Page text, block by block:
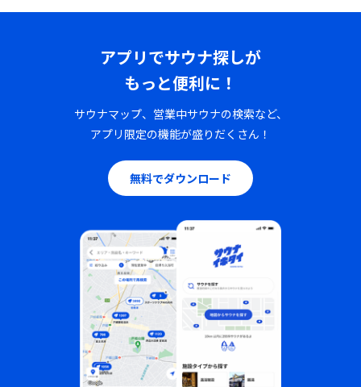
アプリでサウナ探しが
もっと便利に！
サウナマップ、営業中サウナの検索など、
アプリ限定の機能が盛りだくさん！
無料でダウンロード